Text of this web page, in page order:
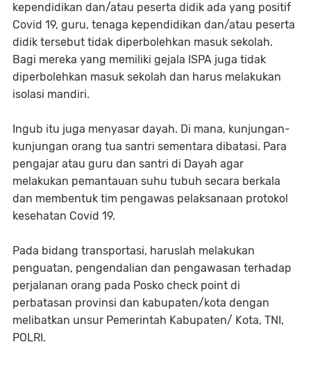
kependidikan dan/atau peserta didik ada yang positif
Covid 19, guru, tenaga kependidikan dan/atau peserta
didik tersebut tidak diperbolehkan masuk sekolah.
Bagi mereka yang memiliki gejala ISPA juga tidak
diperbolehkan masuk sekolah dan harus melakukan
isolasi mandiri.
Ingub itu juga menyasar dayah. Di mana, kunjungan-
kunjungan orang tua santri sementara dibatasi. Para
pengajar atau guru dan santri di Dayah agar
melakukan pemantauan suhu tubuh secara berkala
dan membentuk tim pengawas pelaksanaan protokol
kesehatan Covid 19.
Pada bidang transportasi, haruslah melakukan
penguatan, pengendalian dan pengawasan terhadap
perjalanan orang pada Posko check point di
perbatasan provinsi dan kabupaten/kota dengan
melibatkan unsur Pemerintah Kabupaten/ Kota, TNI,
POLRI.